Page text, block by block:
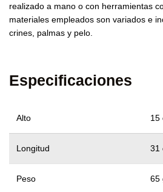
realizado a mano o con herramientas
materiales empleados son variados e
crines, palmas y pelo.
Especificaciones
Alto 15
Longitud 31
Peso 65